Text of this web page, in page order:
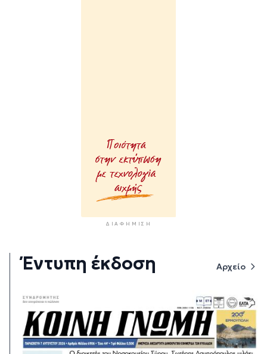
ΔΙΑΦΉΜΙΣΗ
Έντυπη έκδοση Αρχείο